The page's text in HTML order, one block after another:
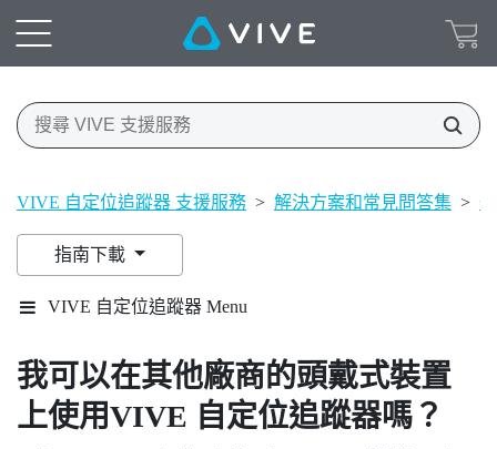
VIVE 自定位追蹤器 支援服務 > 解決方案和常見問答集 >
指南下載
VIVE 自定位追蹤器 Menu
我可以在其他廠商的頭戴式裝置
上使用VIVE 自定位追蹤器嗎？